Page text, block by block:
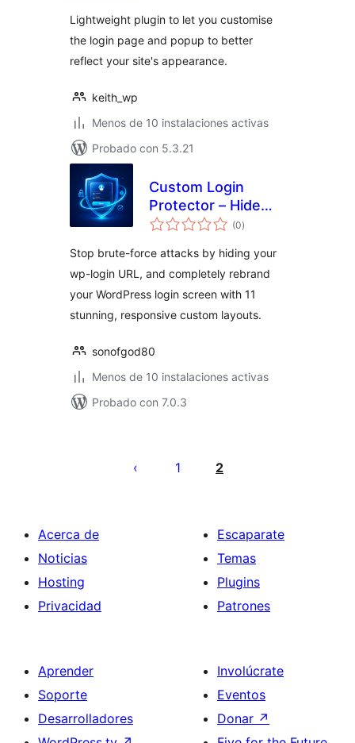
Lightweight plugin to let you customise
the login page and popup to better
reflect your site's appearance.
keith_wp
Menos de 10 instalaciones activas
Probado con 5.3.21
Custom Login
Protector – Hide
Login URL & Brute
(0total
de
)
Stop brute-force attacks by hiding your
wp-login URL, and completely rebrand
your WordPress login screen with 11
stunning, responsive custom layouts.
sonofgod80
Menos de 10 instalaciones activas
Probado con 7.0.3
1 2
Acerca de
Noticias
Hosting
Privacidad
Escaparate
Temas
Plugins
Patrones
Aprender
Soporte
Desarrolladores
Involúcrate
Eventos
Donar ↗